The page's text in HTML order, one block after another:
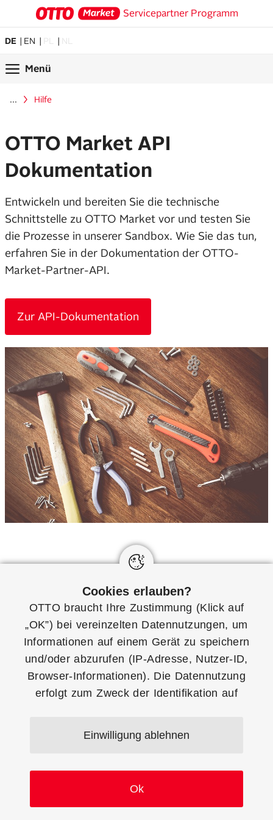
Servicepartner Programm
DE EN PL NL
Menü
... Hilfe
Cookies erlauben?
OTTO braucht Ihre Zustimmung (Klick auf
„OK”) bei vereinzelten Datennutzungen, um
Informationen auf einem Gerät zu speichern
und/oder abzurufen (IP-Adresse, Nutzer-ID,
Browser-Informationen). Die Datennutzung
erfolgt zum Zweck der Identifikation auf
sowie um Erkenntnisse über Zielgruppen und
und zu Einstellungsmöglichkeiten gibt’s
Einwilligung ablehnen
Ok
OTTO Market API
Dokumentation
Entwickeln und bereiten Sie die technische
Schnittstelle zu OTTO Market vor und testen Sie
die Prozesse in unserer Sandbox. Wie Sie das tun,
erfahren Sie in der Dokumentation der OTTO-
Market-Partner-API.
Zur API-Dokumentation
Funktionalitäten
OTTO Market Apps
erstellen
OTTO Market Manager
Account nutzen
Hilfe
Kontakt